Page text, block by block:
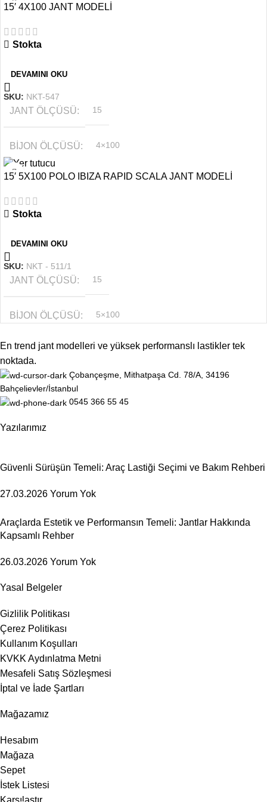
OFSET 6.5''
RENK
15′ 4X100 JANT MODELİ
Stokta
DEVAMINI OKU
SKU: NKT-547
JANT ÖLÇÜSÜ 15
BIJON ÖLÇÜSÜ 4×100
RENK Gri
OFSET
15′ 5X100 POLO IBIZA RAPID SCALA JANT MODELİ
Stokta
DEVAMINI OKU
SKU: NKT - 511/1
JANT ÖLÇÜSÜ 15
BIJON ÖLÇÜSÜ 5×100
RENK Gri
OFSET 6.5''
En trend jant modelleri ve yüksek performanslı lastikler tek
noktada.
Çobançeşme, Mithatpaşa Cd. 78/A, 34196
Bahçelievler/İstanbul
0545 366 55 45
Yazılarımız
Güvenli Sürüşün Temeli: Araç Lastiği Seçimi ve Bakım Rehberi
27.03.2026 Yorum Yok
Araçlarda Estetik ve Performansın Temeli: Jantlar Hakkında
Kapsamlı Rehber
26.03.2026 Yorum Yok
Yasal Belgeler
Gizlilik Politikası
Çerez Politikası
Kullanım Koşulları
KVKK Aydınlatma Metni
Mesafeli Satış Sözleşmesi
İptal ve İade Şartları
Mağazamız
Hesabım
Mağaza
Sepet
İstek Listesi
Karşılaştır